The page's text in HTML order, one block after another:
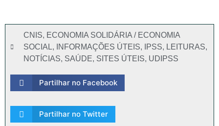
CNIS, ECONOMIA SOLIDÁRIA / ECONOMIA
SOCIAL, INFORMAÇÕES ÚTEIS, IPSS, LEITURAS,
NOTÍCIAS, SAÚDE, SITES ÚTEIS, UDIPSS
Partilhar no Facebook
Partilhar no Twitter